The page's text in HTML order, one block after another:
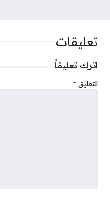
تعليقات
اترك تعليقاً
التعليق *